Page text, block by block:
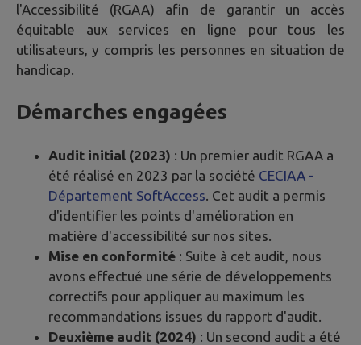
l'Accessibilité (RGAA) afin de garantir un accès
équitable aux services en ligne pour tous les
utilisateurs, y compris les personnes en situation de
handicap.
Démarches engagées
Audit initial (2023) : Un premier audit RGAA a
été réalisé en 2023 par la société CECIAA -
Département SoftAccess . Cet audit a permis
d'identifier les points d'amélioration en
matière d'accessibilité sur nos sites.
Mise en conformité : Suite à cet audit, nous
avons effectué une série de développements
correctifs pour appliquer au maximum les
recommandations issues du rapport d'audit.
Deuxième audit (2024) : Un second audit a été